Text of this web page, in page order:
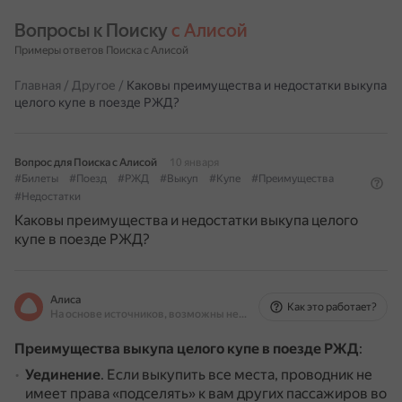
Вопросы к Поиску с Алисой
Примеры ответов Поиска с Алисой
Главная / Другое / Каковы преимущества и недостатки выкупа
целого купе в поезде РЖД?
Вопрос для Поиска с Алисой
10 января
#Билеты
#Поезд #РЖД #Выкуп #Купе
#Преимущества
#Недостатки
Каковы преимущества и недостатки выкупа целого
купе в поезде РЖД?
Алиса
На основе источников, возможны неточности
Как это работает?
Преимущества выкупа целого купе в поезде РЖД:
Уединение. Если выкупить все места, проводник не
имеет права «подселять» к вам других пассажиров во